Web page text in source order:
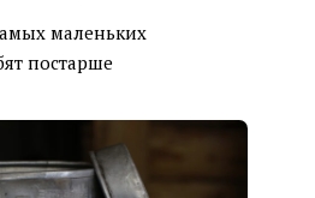
маленьких
постарше